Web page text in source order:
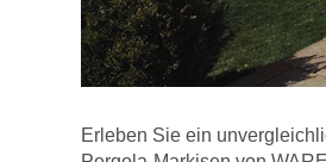
Erleben Sie ein